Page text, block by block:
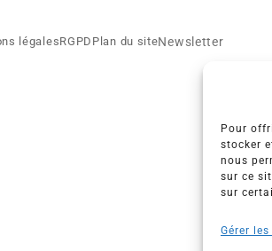
Pour
stocker
nous
sur ce
sur
Gérer
légalesRGPD Plan du siteNewsletter